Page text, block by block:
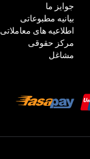
جوایز ما
بیانیه مطبوعاتی
اطلاعیه های معاملاتی
مرکز حقوقی
مشاغل